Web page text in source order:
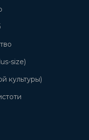
size)
культуры)